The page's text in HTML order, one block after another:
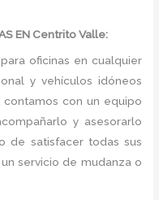
EN Centrito Valle:
oficinas en cualquier
y vehículos idóneos
contamos con un equipo
y asesorarlo
de satisfacer todas sus
servicio de mudanza o